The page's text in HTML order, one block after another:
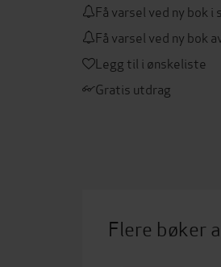
Få varsel ved ny bok i
Få varsel ved ny bok
Legg til i ønskeliste
Gratis utdrag
Flere bøker